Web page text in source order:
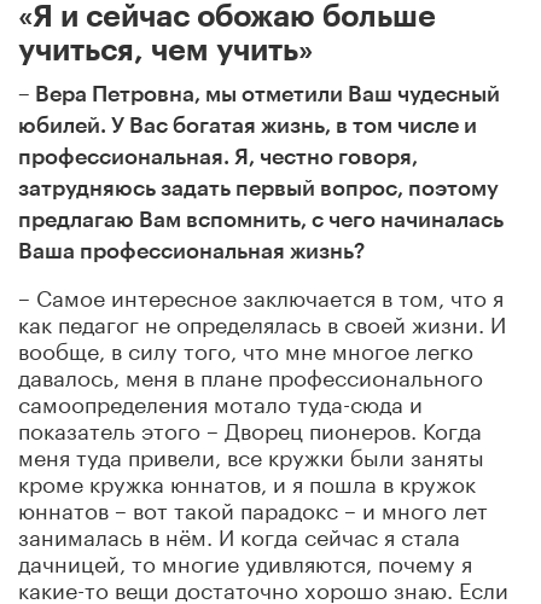
«Я и сейчас обожаю больше
учиться, чем учить»
– Вера Петровна, мы отметили Ваш чудесный
юбилей. У Вас богатая жизнь, в том числе и
профессиональная. Я, честно говоря,
затрудняюсь задать первый вопрос, поэтому
предлагаю Вам вспомнить, с чего начиналась
Ваша профессиональная жизнь?
– Самое интересное заключается в том, что я
как педагог не определялась в своей жизни. И
вообще, в силу того, что мне многое легко
давалось, меня в плане профессионального
самоопределения мотало туда-сюда и
показатель этого – Дворец пионеров. Когда
меня туда привели, все кружки были заняты
кроме кружка юннатов, и я пошла в кружок
юннатов – вот такой парадокс – и много лет
занималась в нём. И когда сейчас я стала
дачницей, то многие удивляются, почему я
какие-то вещи достаточно хорошо знаю. Если